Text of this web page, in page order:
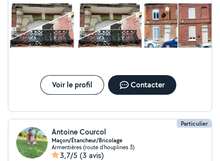
maçonnerie sur toiture : Travaux en hauteur sécurisés.
Condamnation et rejointoiement de cheminée. Reprise
de maçonnerie sur tuiles de faîtage, varberg et
éléments maçonnés. Démoussage, traitement
hydrofuge, étanchéité derbigum et pose/remplacement
Démolition : Démolition contrôlée de murs, maisons et
extensions. - Travail propre, soigné et durable -
GARANTIE : RC Pro & Garantie décennale - Devis clair
Voir le profil Contacter
Particulier
Antoine Courcol
Maçon/Étancheur/Bricolage
Armentières (route d'houplines 3)
3,7/5 (3 avis)